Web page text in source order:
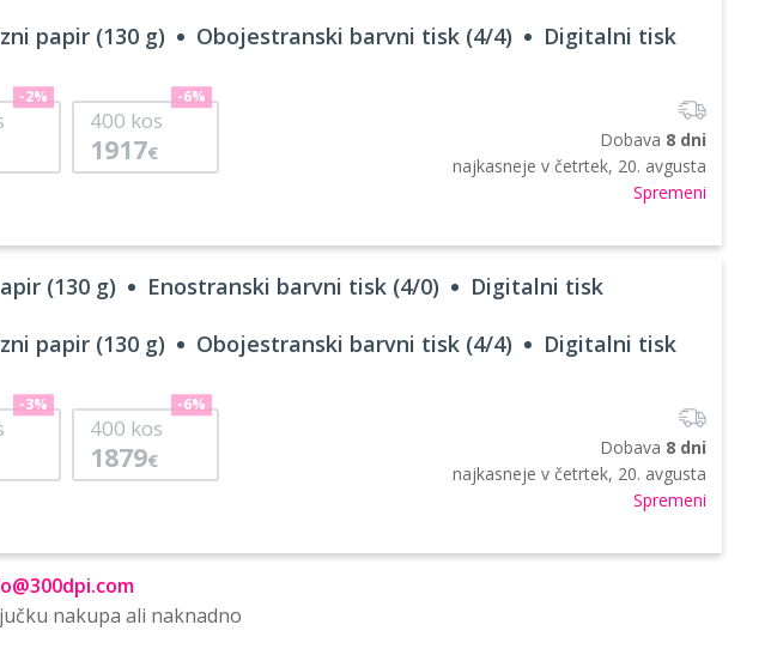
papir (130 g) Obojestranski barvni tisk (4/4) Digitalni tisk
-2%
400 kos
1917€
-6%
Dobava 8 dni
najkasneje v četrtek, 20. avgusta
Spremeni
(130 g) Enostranski barvni tisk (4/0) Digitalni tisk
papir (130 g) Obojestranski barvni tisk (4/4) Digitalni tisk
-3%
400 kos
1879€
-6%
Dobava 8 dni
najkasneje v četrtek, 20. avgusta
Spremeni
nakupa ali naknadno